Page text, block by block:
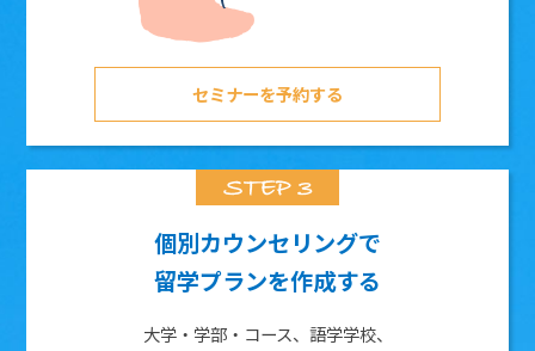
セミナーを予約する
個別カウンセリングで
留学プランを作成する
大学・学部・コース、語学学校、